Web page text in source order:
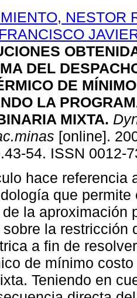
NESTOR
DEL
DE
LA
MIXTA.
[online].
54. ISSN 0012-
hace referencia
que permite
la aproximación
la restricción
a fin de
de mínimo
Teniendo en